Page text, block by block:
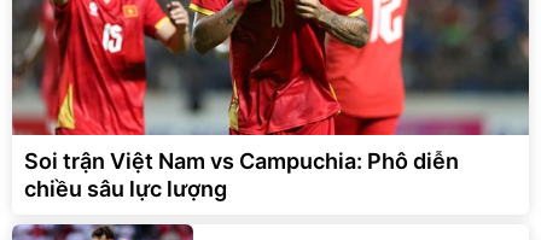
Soi trận Việt Nam vs Campuchia: Phô diễn
chiều sâu lực lượng